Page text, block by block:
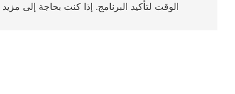
الوقت لتأكيد البرنامج. إذا كنت بحاجة إلى